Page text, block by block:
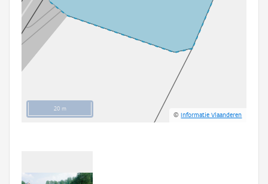
20 m
©Informatie Vlaanderen